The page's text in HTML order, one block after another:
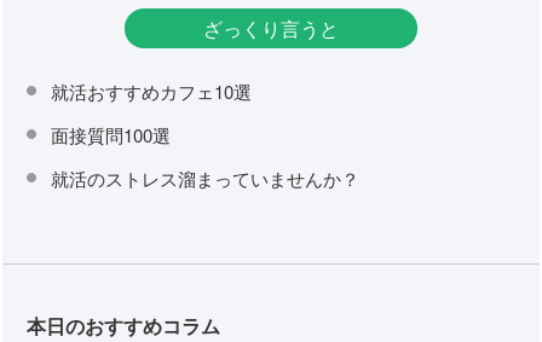
ざっくり言うと
就活おすすめカフェ10選
面接質問100選
就活のストレス溜まっていませんか？
本日のおすすめコラム